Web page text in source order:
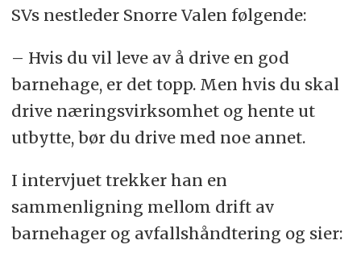
SVs nestleder Snorre Valen følgende:
– Hvis du vil leve av å drive en god
barnehage, er det topp. Men hvis du skal
drive næringsvirksomhet og hente ut
utbytte, bør du drive med noe annet.
I intervjuet trekker han en
sammenligning mellom drift av
barnehager og avfallshåndtering og sier: